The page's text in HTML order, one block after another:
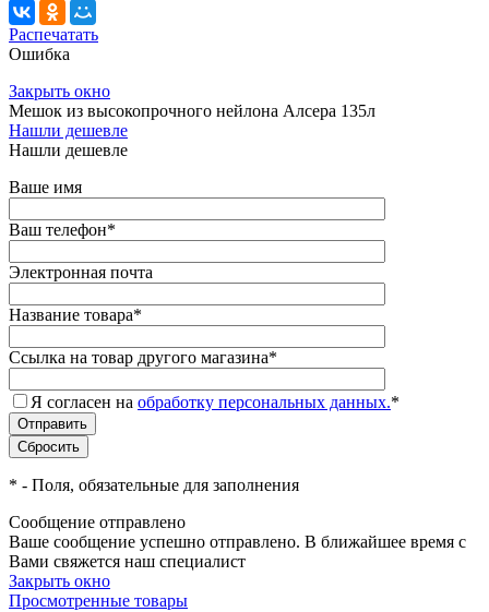
Распечатать
Ошибка
Закрыть окно
Мешок из высокопрочного нейлона Алсера 135л
Нашли дешевле
Нашли дешевле
Ваше имя
Ваш телефон*
Электронная почта
Название товара*
Ссылка на товар другого магазина*
Я согласен на обработку персональных данных.*
* - Поля, обязательные для заполнения
Сообщение отправлено
Ваше сообщение успешно отправлено. В ближайшее время с
Вами свяжется наш специалист
Закрыть окно
Просмотренные товары